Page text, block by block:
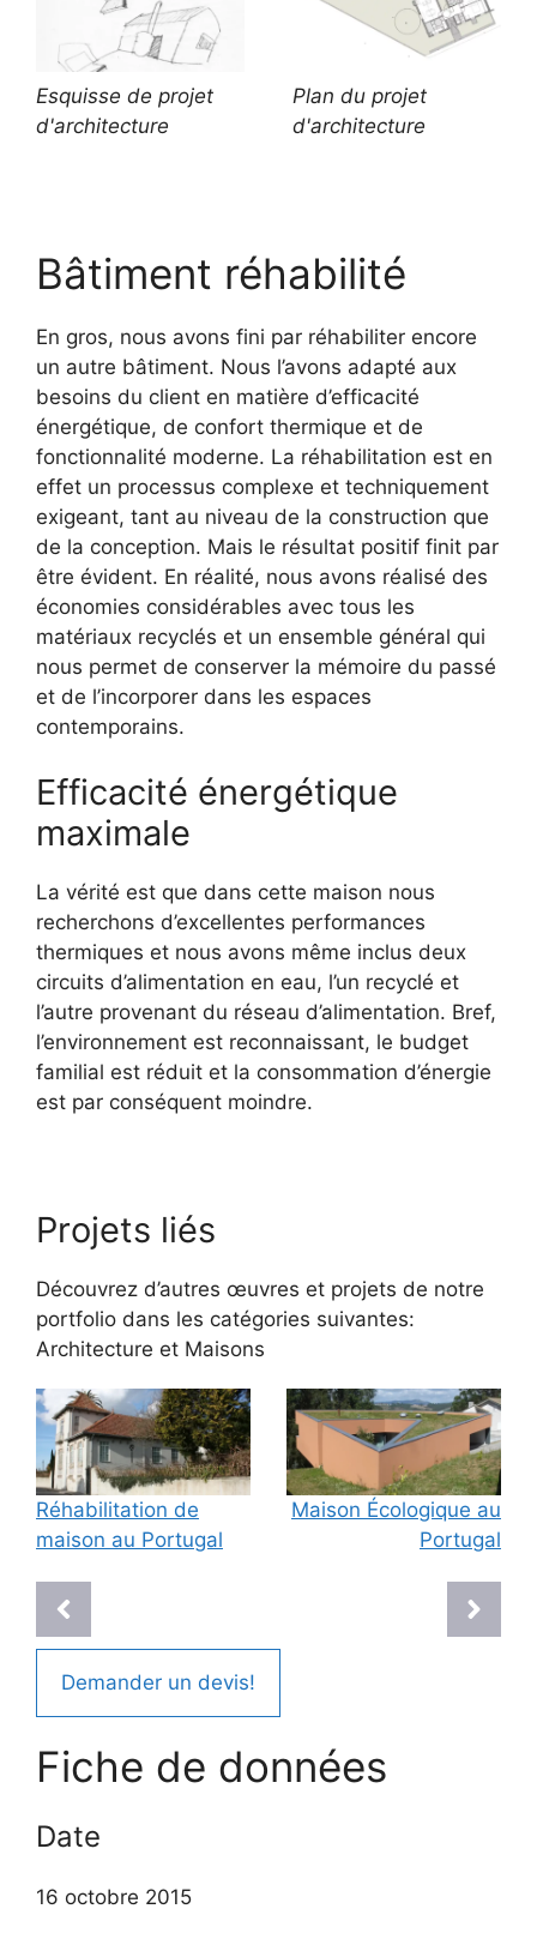
Esquisse de projet
d'architecture
Plan du projet
d'architecture
Bâtiment réhabilité
En gros, nous avons fini par réhabiliter encore
un autre bâtiment. Nous l’avons adapté aux
besoins du client en matière d’efficacité
énergétique, de confort thermique et de
fonctionnalité moderne. La réhabilitation est en
effet un processus complexe et techniquement
exigeant, tant au niveau de la construction que
de la conception. Mais le résultat positif finit par
être évident. En réalité, nous avons réalisé des
économies considérables avec tous les
matériaux recyclés et un ensemble général qui
nous permet de conserver la mémoire du passé
et de l’incorporer dans les espaces
contemporains.
Efficacité énergétique
maximale
La vérité est que dans cette maison nous
recherchons d’excellentes performances
thermiques et nous avons même inclus deux
circuits d’alimentation en eau, l’un recyclé et
l’autre provenant du réseau d’alimentation. Bref,
l’environnement est reconnaissant, le budget
familial est réduit et la consommation d’énergie
est par conséquent moindre.
Projets liés
Découvrez d’autres œuvres et projets de notre
portfolio dans les catégories suivantes:
Architecture et Maisons
Réhabilitation de
maison au Portugal
Maison Écologique au
Portugal
Demander un devis!
Fiche de données
Date
16 octobre 2015